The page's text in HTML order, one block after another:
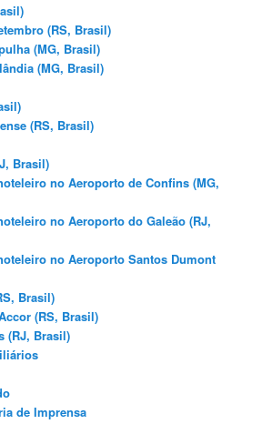
(RS, Brasil)
(MG, Brasil)
(MG, Brasil)
(RS, Brasil)
Brasil)
no Aeroporto de Confins (MG,
no Aeroporto do Galeão (RJ,
no Aeroporto Santos Dumont
Brasil)
(RS, Brasil)
(RJ, Brasil)
de Imprensa